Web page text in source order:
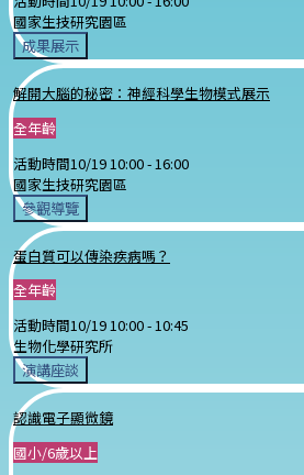
國家生技研究園區
成果展示
解開大腦的秘密：神經科學生物模式展示
全年齡
活動時間10/19 10:00 - 16:00
國家生技研究園區
參觀導覽
蛋白質可以傳染疾病嗎？
全年齡
活動時間10/19 10:00 -10:45
生物化學研究所
演講座談
認識電子顯微鏡
國小/6歲以上